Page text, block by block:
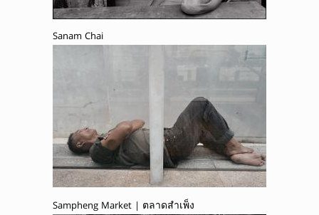
Sanam Chai
Sampheng Market | ตลาดสำเพ็ง